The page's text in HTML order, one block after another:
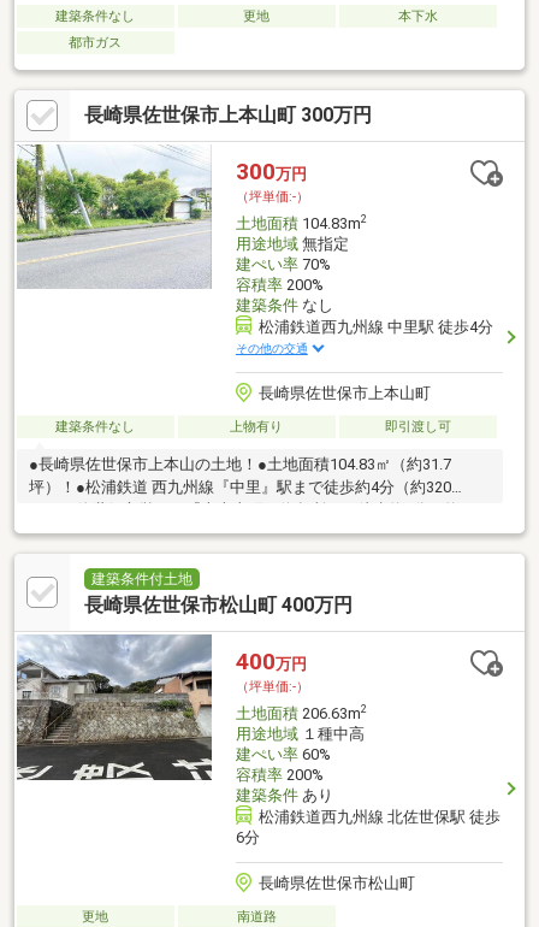
建築条件なし 更地
本下水
都市ガス
長崎県佐世保市上本山町 300万円
300万円
（坪単価:-）
土地面積104.83m2
用途地域無指定
建ぺい率70%
容積率200%
建築条件なし
松浦鉄道西九州線 中里駅 徒歩4分
その他の交通
長崎県佐世保市上本山町
建築条件なし 上物有り 即引渡し可
●長崎県佐世保市上本山の土地！●土地面積104.83㎡（約31.7
坪）！●松浦鉄道 西九州線『中里』駅まで徒歩約4分（約320
ｍ） 国道204号線も近く、アクセス良好です！●現況車庫有り！
駐車場や、資材置き場としてご検討ください！〇ぜひお気軽にお
問い合わせください！（エイチ・マリー株式会社 TEL：092-
624-0039）
建築条件付土地
長崎県佐世保市松山町 400万円
400万円
（坪単価:-）
土地面積206.63m2
用途地域１種中高
建ぺい率60%
容積率200%
建築条件あり
松浦鉄道西九州線 北佐世保駅 徒歩
6分
長崎県佐世保市松山町
更地 南道路